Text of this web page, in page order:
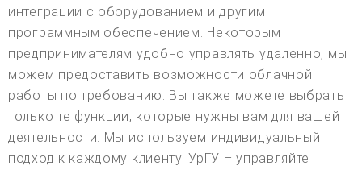
интеграции с оборудованием и другим
программным обеспечением. Некоторым
предпринимателям удобно управлять удаленно, мы
можем предоставить возможности облачной
работы по требованию. Вы также можете выбрать
только те функции, которые нужны вам для вашей
деятельности. Мы используем индивидуальный
подход к каждому клиенту. УрГУ – управляйте